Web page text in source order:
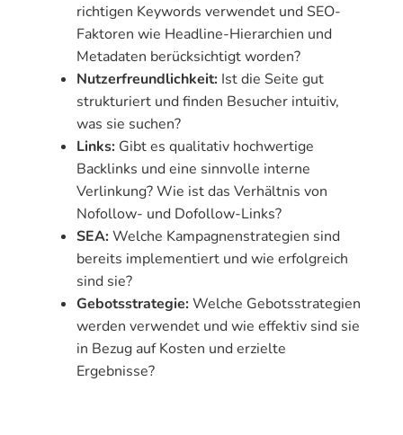
richtigen Keywords verwendet und SEO-
Faktoren wie Headline-Hierarchien und
Metadaten berücksichtigt worden?
Nutzerfreundlichkeit: Ist die Seite gut
strukturiert und finden Besucher intuitiv,
was sie suchen?
Links: Gibt es qualitativ hochwertige
Backlinks und eine sinnvolle interne
Verlinkung? Wie ist das Verhältnis von
Nofollow- und Dofollow-Links?
SEA:Welche Kampagnenstrategien sind
bereits implementiert und wie erfolgreich
sind sie?
Gebotsstrategie:Welche Gebotsstrategien
werden verwendet und wie effektiv sind sie
in Bezug auf Kosten und erzielte
Ergebnisse?